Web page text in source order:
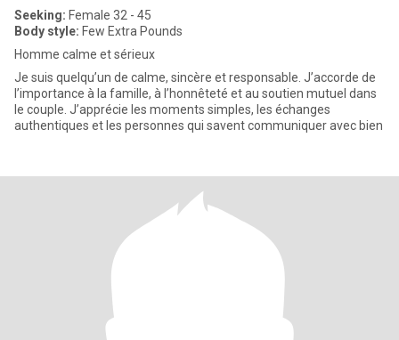
Seeking: Female 32 - 45
Body style: Few Extra Pounds
Homme calme et sérieux
Je suis quelqu’un de calme, sincère et responsable. J’accorde de
l’importance à la famille, à l’honnêteté et au soutien mutuel dans
le couple. J’apprécie les moments simples, les échanges
authentiques et les personnes qui savent communiquer avec bien